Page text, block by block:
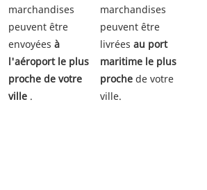
marchandises
peuvent être
envoyées à
l'aéroport le plus
proche de votre
ville .
marchandises
peuvent être
livrées au port
maritime le plus
proche de votre
ville.